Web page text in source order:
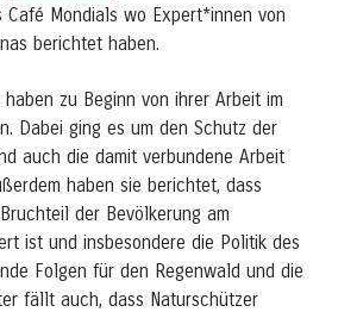
Café Mondials wo Expert*innen von
berichtet haben.
zu Beginn von ihrer Arbeit im
Dabei ging es um den Schutz der
auch die damit verbundene Arbeit
haben sie berichtet, dass
der Bevölkerung am
ist und insbesondere die Politik des
Folgen für den Regenwald und die
fällt auch, dass Naturschützer